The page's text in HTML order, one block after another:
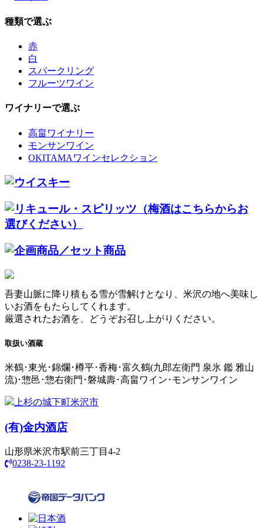
種類で選ぶ
赤
白
スパークリング
フルーツワイン
ワイナリーで選ぶ
高畠ワイナリー
モンサンワイン
OKITAMAワインセレクション
吾妻山脈に降り積もる雪が雪解けとなり、米沢の地へ美味し
いお酒をもたらしてくれます。
厳選されたお酒を、どうぞお召し上がりください。
取扱い酒蔵
米鶴･東光･錦爛･樽平･香梅･富久鶴(九郎左衛門 泉氷 鑑 雅山
流)･惣邑･惣右衛門･磐城壽･高畠ワイン･モンサンワイン
上杉の城下町米沢市
(有)金内酒店
山形県米沢市駅前三丁目4-2
0238-23-1192